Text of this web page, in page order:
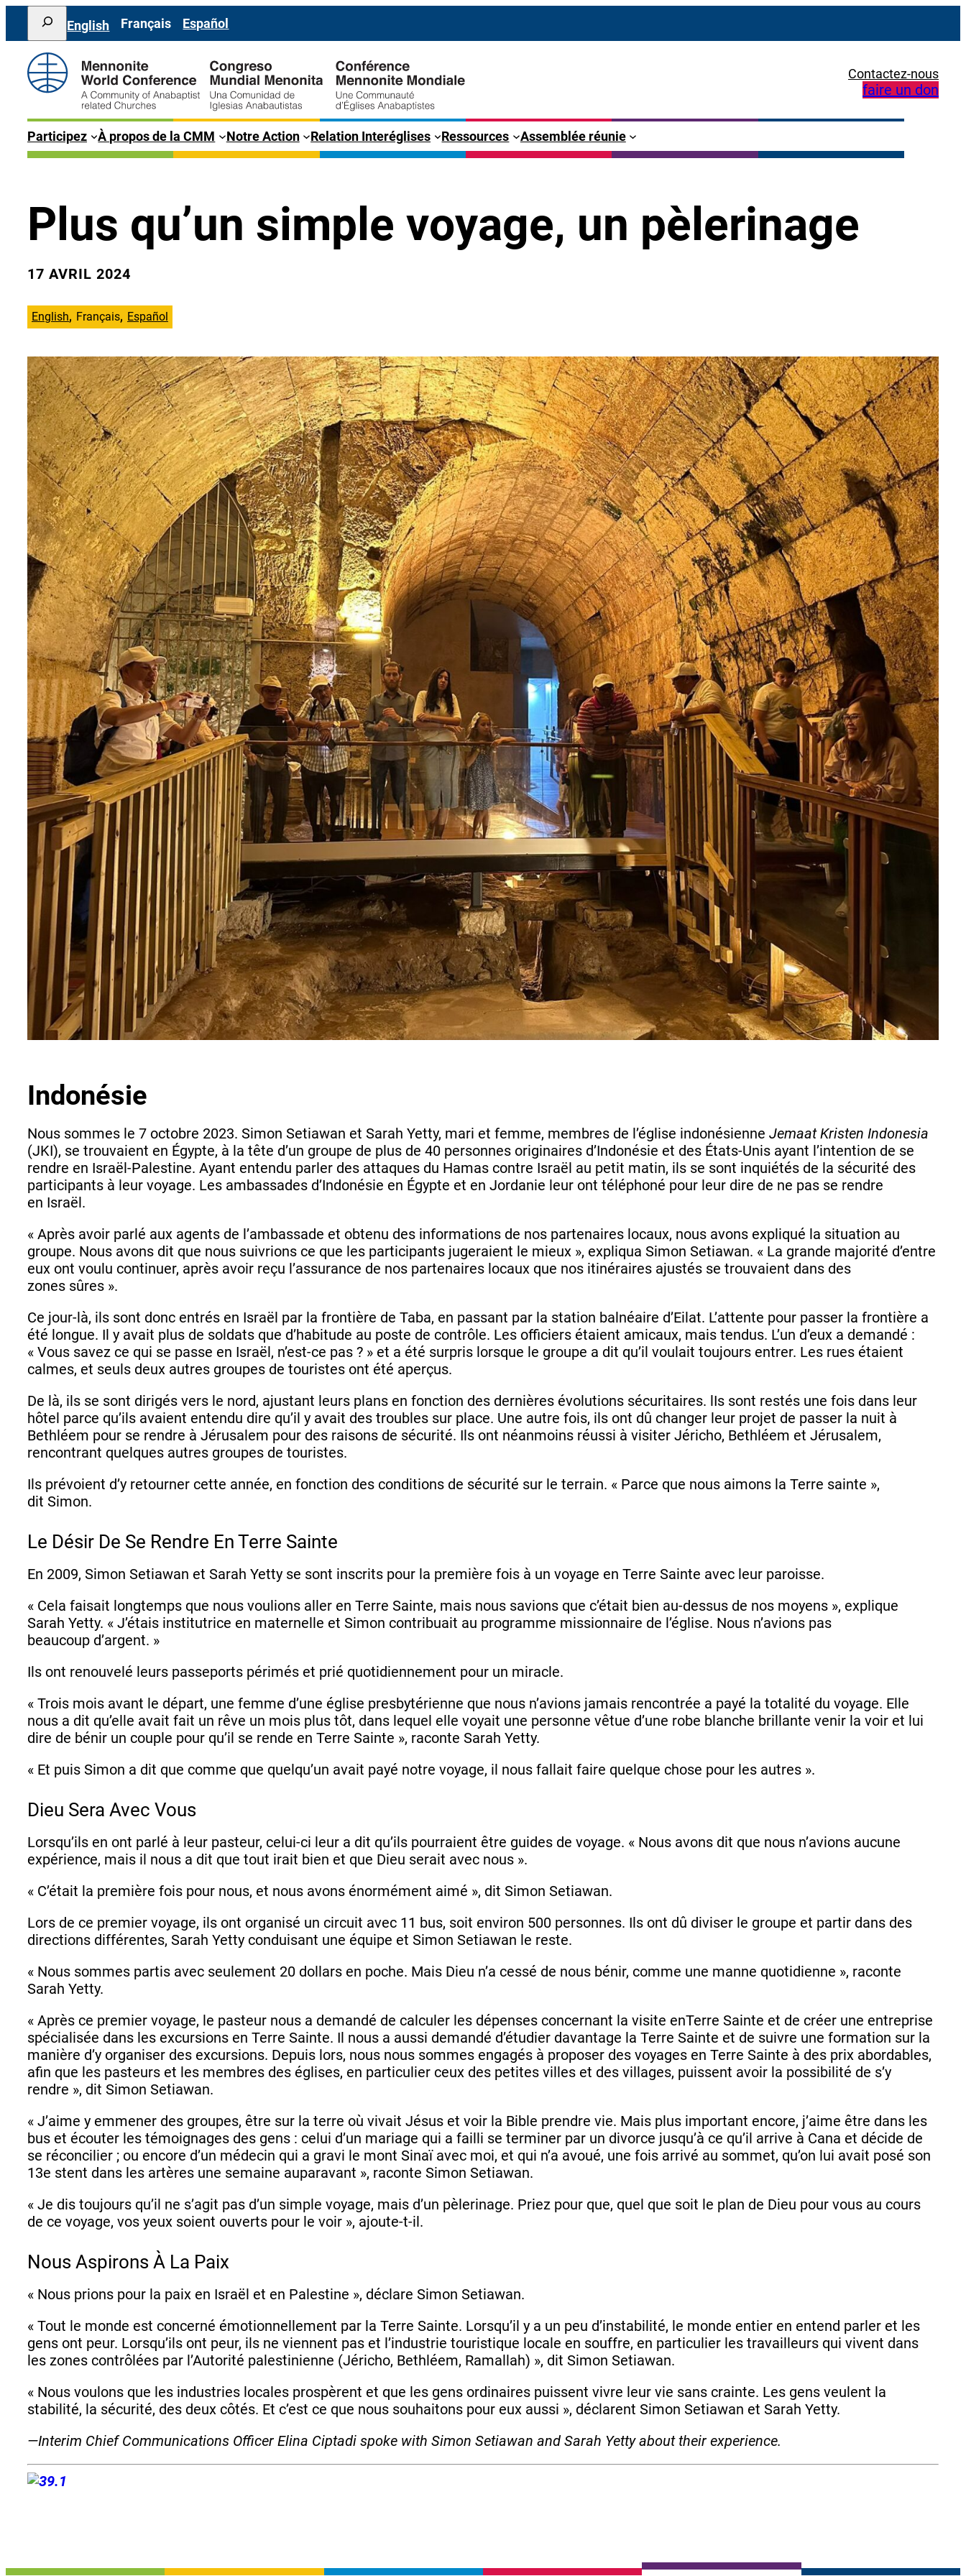
Aller
contenu
Search
English Français Español
Contactez-nous
faire un don
Participez À propos de la CMM Notre Action Relation Interéglises Ressources Assemblée réunie
Plus qu’un simple voyage, un pèlerinage
17 AVRIL 2024
English Français Español
Indonésie
Nous sommes le 7 octobre 2023. Simon Setiawan et Sarah Yetty, mari et femme, membres de l’église indonésienne Jemaat Kristen Indonesia
(JKI), se trouvaient en Égypte, à la tête d’un groupe de plus de 40 personnes originaires d’Indonésie et des États-Unis ayant l’intention de se
rendre en Israël-Palestine. Ayant entendu parler des attaques du Hamas contre Israël au petit matin, ils se sont inquiétés de la sécurité des
participants à leur voyage. Les ambassades d’Indonésie en Égypte et en Jordanie leur ont téléphoné pour leur dire de ne pas se rendre
en Israël.
« Après avoir parlé aux agents de l’ambassade et obtenu des informations de nos partenaires locaux, nous avons expliqué la situation au
groupe. Nous avons dit que nous suivrions ce que les participants jugeraient le mieux », expliqua Simon Setiawan. « La grande majorité d’entre
eux ont voulu continuer, après avoir reçu l’assurance de nos partenaires locaux que nos itinéraires ajustés se trouvaient dans des
zones sûres ».
Ce jour-là, ils sont donc entrés en Israël par la frontière de Taba, en passant par la station balnéaire d’Eilat. L’attente pour passer la frontière a
été longue. Il y avait plus de soldats que d’habitude au poste de contrôle. Les officiers étaient amicaux, mais tendus. L’un d’eux a demandé :
« Vous savez ce qui se passe en Israël, n’est-ce pas ? » et a été surpris lorsque le groupe a dit qu’il voulait toujours entrer. Les rues étaient
calmes, et seuls deux autres groupes de touristes ont été aperçus.
De là, ils se sont dirigés vers le nord, ajustant leurs plans en fonction des dernières évolutions sécuritaires. lIs sont restés une fois dans leur
hôtel parce qu’ils avaient entendu dire qu’il y avait des troubles sur place. Une autre fois, ils ont dû changer leur projet de passer la nuit à
Bethléem pour se rendre à Jérusalem pour des raisons de sécurité. Ils ont néanmoins réussi à visiter Jéricho, Bethléem et Jérusalem,
rencontrant quelques autres groupes de touristes.
Ils prévoient d’y retourner cette année, en fonction des conditions de sécurité sur le terrain. « Parce que nous aimons la Terre sainte »,
dit Simon.
Le Désir De Se Rendre En Terre Sainte
En 2009, Simon Setiawan et Sarah Yetty se sont inscrits pour la première fois à un voyage en Terre Sainte avec leur paroisse.
« Cela faisait longtemps que nous voulions aller en Terre Sainte, mais nous savions que c’était bien au-dessus de nos moyens », explique
Sarah Yetty. « J’étais institutrice en maternelle et Simon contribuait au programme missionnaire de l’église. Nous n’avions pas
beaucoup d’argent. »
Ils ont renouvelé leurs passeports périmés et prié quotidiennement pour un miracle.
« Trois mois avant le départ, une femme d’une église presbytérienne que nous n’avions jamais rencontrée a payé la totalité du voyage. Elle
nous a dit qu’elle avait fait un rêve un mois plus tôt, dans lequel elle voyait une personne vêtue d’une robe blanche brillante venir la voir et lui
dire de bénir un couple pour qu’il se rende en Terre Sainte », raconte Sarah Yetty.
« Et puis Simon a dit que comme que quelqu’un avait payé notre voyage, il nous fallait faire quelque chose pour les autres ».
Dieu Sera Avec Vous
Lorsqu’ils en ont parlé à leur pasteur, celui-ci leur a dit qu’ils pourraient être guides de voyage. « Nous avons dit que nous n’avions aucune
expérience, mais il nous a dit que tout irait bien et que Dieu serait avec nous ».
« C’était la première fois pour nous, et nous avons énormément aimé », dit Simon Setiawan.
Lors de ce premier voyage, ils ont organisé un circuit avec 11 bus, soit environ 500 personnes. Ils ont dû diviser le groupe et partir dans des
directions différentes, Sarah Yetty conduisant une équipe et Simon Setiawan le reste.
« Nous sommes partis avec seulement 20 dollars en poche. Mais Dieu n’a cessé de nous bénir, comme une manne quotidienne », raconte
Sarah Yetty.
« Après ce premier voyage, le pasteur nous a demandé de calculer les dépenses concernant la visite enTerre Sainte et de créer une entreprise
spécialisée dans les excursions en Terre Sainte. Il nous a aussi demandé d’étudier davantage la Terre Sainte et de suivre une formation sur la
manière d’y organiser des excursions. Depuis lors, nous nous sommes engagés à proposer des voyages en Terre Sainte à des prix abordables,
afin que les pasteurs et les membres des églises, en particulier ceux des petites villes et des villages, puissent avoir la possibilité de s’y
rendre », dit Simon Setiawan.
« J’aime y emmener des groupes, être sur la terre où vivait Jésus et voir la Bible prendre vie. Mais plus important encore, j’aime être dans les
bus et écouter les témoignages des gens : celui d’un mariage qui a failli se terminer par un divorce jusqu’à ce qu’il arrive à Cana et décide de
se réconcilier ; ou encore d’un médecin qui a gravi le mont Sinaï avec moi, et qui n’a avoué, une fois arrivé au sommet, qu’on lui avait posé son
13e stent dans les artères une semaine auparavant », raconte Simon Setiawan.
« Je dis toujours qu’il ne s’agit pas d’un simple voyage, mais d’un pèlerinage. Priez pour que, quel que soit le plan de Dieu pour vous au cours
de ce voyage, vos yeux soient ouverts pour le voir », ajoute-t-il.
Nous Aspirons À La Paix
« Nous prions pour la paix en Israël et en Palestine », déclare Simon Setiawan.
« Tout le monde est concerné émotionnellement par la Terre Sainte. Lorsqu’il y a un peu d’instabilité, le monde entier en entend parler et les
gens ont peur. Lorsqu’ils ont peur, ils ne viennent pas et l’industrie touristique locale en souffre, en particulier les travailleurs qui vivent dans
les zones contrôlées par l’Autorité palestinienne (Jéricho, Bethléem, Ramallah) », dit Simon Setiawan.
« Nous voulons que les industries locales prospèrent et que les gens ordinaires puissent vivre leur vie sans crainte. Les gens veulent la
stabilité, la sécurité, des deux côtés. Et c’est ce que nous souhaitons pour eux aussi », déclarent Simon Setiawan et Sarah Yetty.
—Interim Chief Communications Officer Elina Ciptadi spoke with Simon Setiawan and Sarah Yetty about their experience.